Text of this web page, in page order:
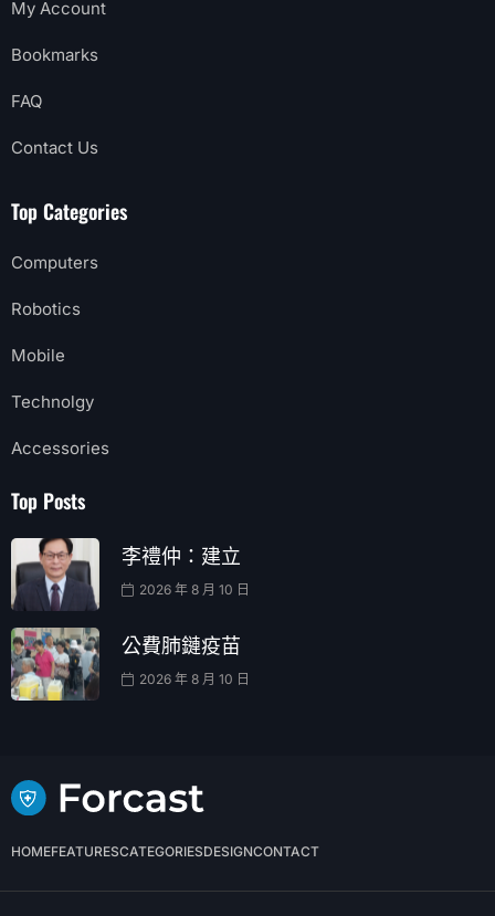
My Account
Bookmarks
FAQ
Contact Us
Top Categories
Computers
Robotics
Mobile
Technolgy
Accessories
Top Posts
李禮仲：建立
2026 年 8 月 10 日
公費肺鏈疫苗
2026 年 8 月 10 日
HOMEFEATURESCATEGORIESDESIGNCONTACT